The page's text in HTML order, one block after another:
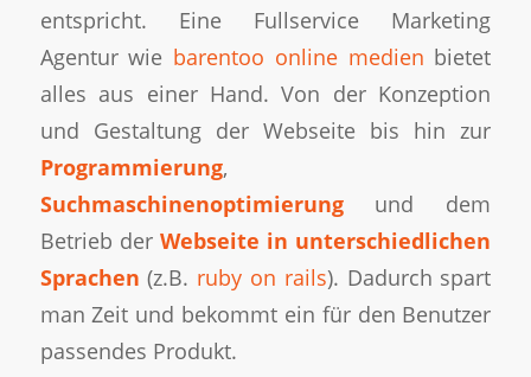
entspricht. Eine Fullservice Marketing
Agentur wie barentoo online medien bietet
alles aus einer Hand. Von der Konzeption
und Gestaltung der Webseite bis hin zur
Programmierung,
Suchmaschinenoptimierungund dem
Betrieb der Webseite in unterschiedlichen
Sprachen (z.B. ruby on rails). Dadurch spart
man Zeit und bekommt ein für den Benutzer
passendes Produkt.